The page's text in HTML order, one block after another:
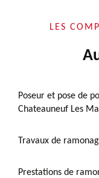
LES
Poseur et pose de
Chateauneuf Les
Travaux de
Prestations de